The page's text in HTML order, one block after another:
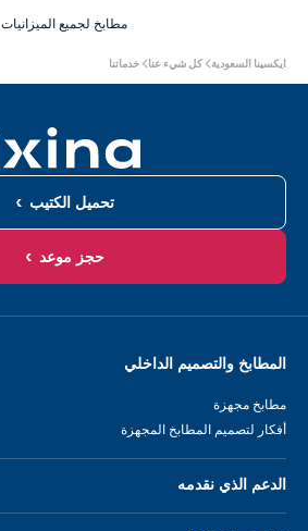
مطابخ لجميع الميزانيات
أنت
هنا:
ايكسينا السعودية كل شيء عنا خدماتنا
تحميل الكتيب
حجز موعد
المطابخ والتصميم الداخلي
مطابخ مجهزة
أفكار لتصميم المطابخ المجهزة
الدعم الذي نقدمه